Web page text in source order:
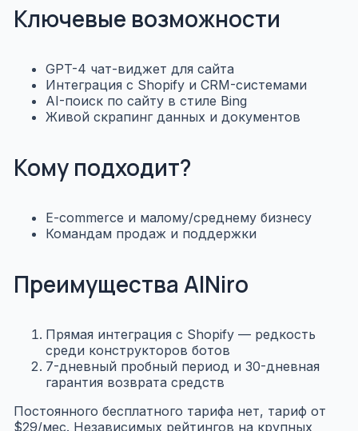
Ключевые возможности
GPT-4 чат-виджет для сайта
Интеграция с Shopify и CRM-системами
AI-поиск по сайту в стиле Bing
Живой скрапинг данных и документов
Кому подходит?
E-commerce и малому/среднему бизнесу
Командам продаж и поддержки
Преимущества AINiro
Прямая интеграция с Shopify — редкость
среди конструкторов ботов
7-дневный пробный период и 30-дневная
гарантия возврата средств
Постоянного бесплатного тарифа нет, тариф от
$29/мес. Независимых рейтингов на крупных